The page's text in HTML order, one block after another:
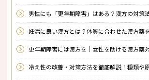
男性にも「更年期障害」はある？漢方の対策
妊活に良い漢方とは？体質に合わせた漢方薬
更年期障害には漢方を｜女性を助ける漢方薬
冷え性の改善・対策方法を徹底解説！種類や